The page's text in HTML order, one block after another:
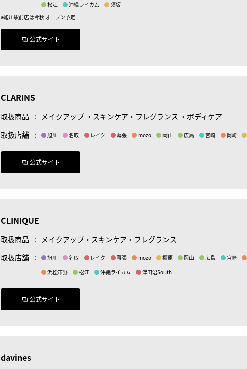
松江
沖縄ライカム
須坂
※旭川駅前店は今秋 オープン予定
公式サイト
CLARINS
取扱商品 :
メイクアップ ・スキンケア・フレグランス ・ボディケア
取扱店舗 : 旭川 名取 レイク 幕張 mozo 岡山 広島 宮崎 岡崎
公式サイト
CLINIQUE
取扱商品 :
メイクアップ・スキンケア・フレグランス
取扱店舗 : 旭川 名取 レイク 幕張 mozo 橿原 岡山 広島 宮崎
浜松市野
松江 沖縄ライカム 津田沼South
公式サイト
davines